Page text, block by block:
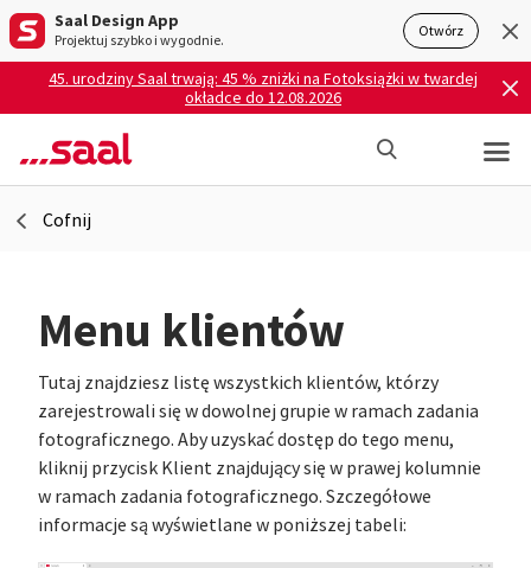
Saal Design App
Projektuj szybko i wygodnie. Otwórz
45. urodziny Saal trwają: 45 % zniżki na Fotoksiążki w twardej
okładce do 12.08.2026
Cofnij
Menu klientów
Tutaj znajdziesz listę wszystkich klientów, którzy
zarejestrowali się w dowolnej grupie w ramach zadania
fotograficznego. Aby uzyskać dostęp do tego menu,
kliknij przycisk Klient znajdujący się w prawej kolumnie
w ramach zadania fotograficznego. Szczegółowe
informacje są wyświetlane w poniższej tabeli: